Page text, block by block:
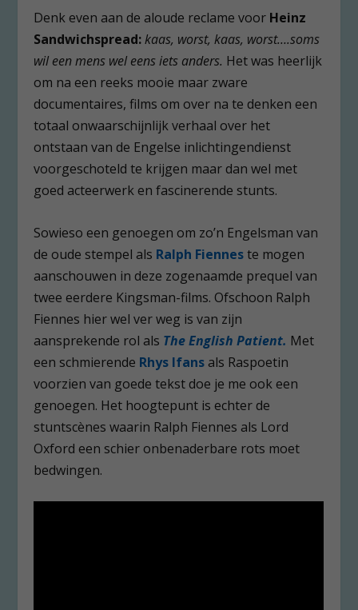
Denk even aan de aloude reclame voor Heinz
Sandwichspread: kaas, worst, kaas, worst….soms
wil een mens wel eens iets anders. Het was heerlijk
om na een reeks mooie maar zware
documentaires, films om over na te denken een
totaal onwaarschijnlijk verhaal over het
ontstaan van de Engelse inlichtingendienst
voorgeschoteld te krijgen maar dan wel met
goed acteerwerk en fascinerende stunts.
Sowieso een genoegen om zo’n Engelsman van
de oude stempel als Ralph Fienneste mogen
aanschouwen in deze zogenaamde prequel van
twee eerdere Kingsman-films. Ofschoon Ralph
Fiennes hier wel ver weg is van zijn
aansprekende rol als The English Patient. Met
een schmierende Rhys Ifans als Raspoetin
voorzien van goede tekst doe je me ook een
genoegen. Het hoogtepunt is echter de
stuntscènes waarin Ralph Fiennes als Lord
Oxford een schier onbenaderbare rots moet
bedwingen.